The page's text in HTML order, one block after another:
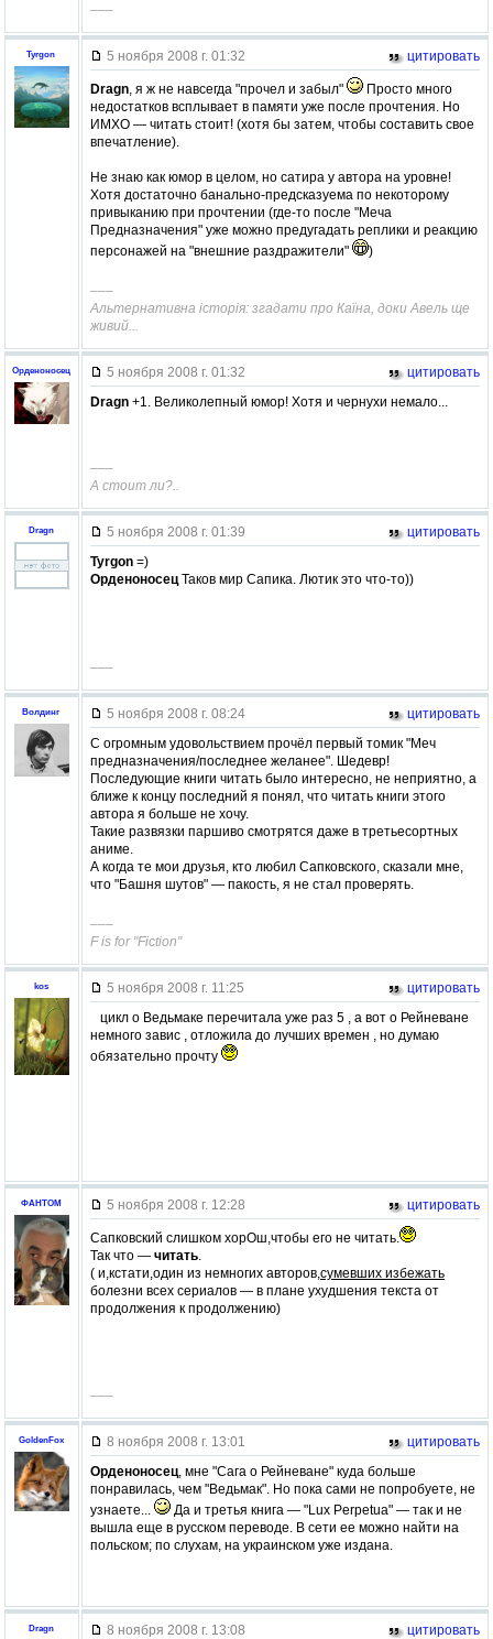
–––
Tyrgon 5 ноября 2008 г. 01:32 цитировать
Dragn, я ж не навсегда "прочел и забыл"
Просто много
недостатков всплывает в памяти уже после прочтения. Но
ИМХО — читать стоит! (хотя бы затем, чтобы составить свое
впечатление).
Не знаю как юмор в целом, но сатира у автора на уровне!
Хотя достаточно банально-предсказуема по некоторому
привыканию при прочтении (где-то после "Меча
Предназначения" уже можно предугадать реплики и реакцию
персонажей на "внешние раздражители"
)
–––
Альтернативна історія: згадати про Каїна, доки Авель ще
живий...
Орденоносец 5 ноября 2008 г. 01:32
цитировать
Dragn +1. Великолепный юмор! Хотя и чернухи немало...
–––
А стоит ли?..
Dragn 5 ноября 2008 г. 01:39
цитировать
Tyrgon =)
ОрденоносецТаков мир Сапика. Лютик это что-то))
–––
Волдинг 5 ноября 2008 г. 08:24
цитировать
С огромным удовольствием прочёл первый томик "Меч
предназначения/последнее желанее". Шедевр!
Последующие книги читать было интересно, не неприятно, а
ближе к концу последний я понял, что читать книги этого
автора я больше не хочу.
Такие развязки паршиво смотрятся даже в третьесортных
аниме.
А когда те мои друзья, кто любил Сапковского, сказали мне,
что "Башня шутов" — пакость, я не стал проверять.
–––
F is for "Fiction"
kos 5 ноября 2008 г. 11:25
цитировать
цикл о Ведьмаке перечитала уже раз 5 , а вот о Рейневане
немного завис , отложила до лучших времен , но думаю
обязательно прочту
ФАНТОМ 5 ноября 2008 г. 12:28 цитировать
Сапковский слишком хорОш,чтобы его не читать.
Так что — читать.
( и,кстати,один из немногих авторов,сумевших избежать
болезни всех сериалов — в плане ухудшения текста от
продолжения к продолжению)
–––
GoldenFox 8 ноября 2008 г. 13:01
цитировать
Орденоносец, мне "Сага о Рейневане" куда больше
понравилась, чем "Ведьмак". Но пока сами не попробуете, не
узнаете...
Да и третья книга — "Lux Perpetua" — так и не
вышла еще в русском переводе. В сети ее можно найти на
польском; по слухам, на украинском уже издана.
Dragn 8 ноября 2008 г. 13:08 цитировать